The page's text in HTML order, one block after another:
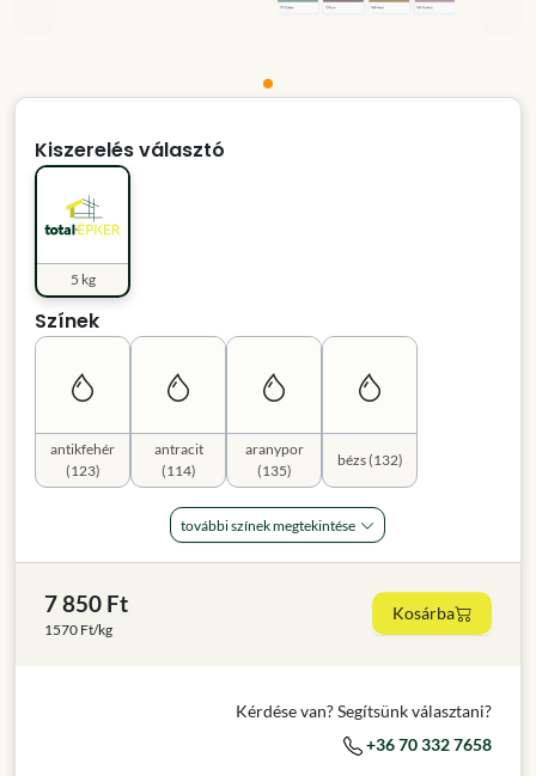
Kiszerelés választó
5 kg
Színek
antikfehér
(123)
antracit
(114)
aranypor
(135)
bézs (132)
további színek megtekintése
7 850 Ft
1570 Ft/kg
Kosárba
Kérdése van? Segítsünk választani?
+36 70 332 7658